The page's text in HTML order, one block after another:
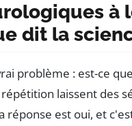
à
dit la
problème : est-ce
laissent des
réponse est oui, et